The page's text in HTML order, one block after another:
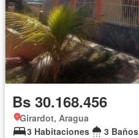
Bs 30.168.456
Girardot, Aragua
3 Habitaciones
3 Baños